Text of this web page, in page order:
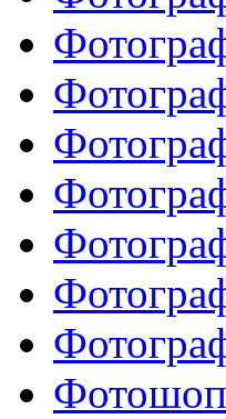
Фотошоп